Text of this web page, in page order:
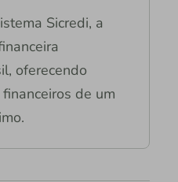
Sicredi, a
oferecendo
de um